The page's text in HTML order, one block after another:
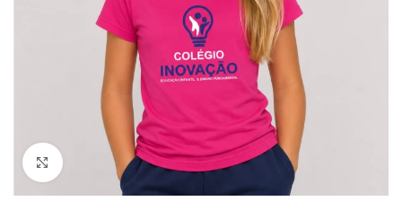
Clique para ampliar